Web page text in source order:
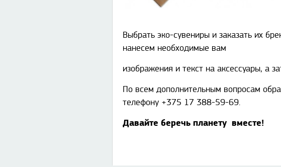
Выбрать эко-сувениры и заказать их
нанесем необходимые вам
изображения и текст на аксессуары, а
По всем дополнительным вопросам
телефону +375 17 388-59-69.
Давайте беречь планету вместе!